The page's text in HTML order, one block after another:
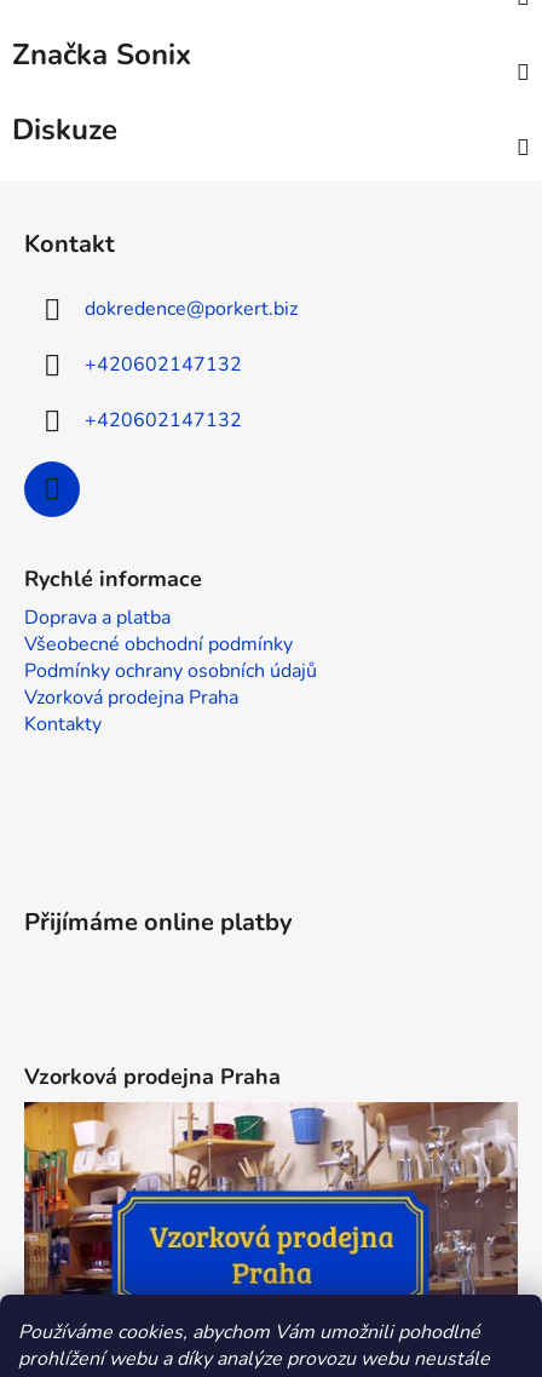
Používáme cookies, abychom Vám umožnili pohodlné
prohlížení webu a díky analýze provozu webu neustále
Značka Sonix
Diskuze
Kontakt
dokredence@porkert.biz
+420602147132
+420602147132
Rychlé informace
Doprava a platba
Všeobecné obchodní podmínky
Podmínky ochrany osobních údajů
Vzorková prodejna Praha
Kontakty
Přijímáme online platby
Vzorková prodejna Praha